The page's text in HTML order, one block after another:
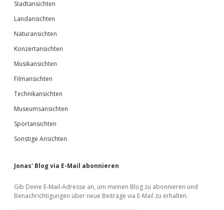
Stadtansichten
Landansichten
Naturansichten
Konzertansichten
Musikansichten
Filmansichten
Technikansichten
Museumsansichten
Sportansichten
Sonstige Ansichten
Jonas' Blog via E-Mail abonnieren
Gib Deine E-Mail-Adresse an, um meinen Blog zu abonnieren und
Benachrichtigungen über neue Beiträge via E-Mail zu erhalten.